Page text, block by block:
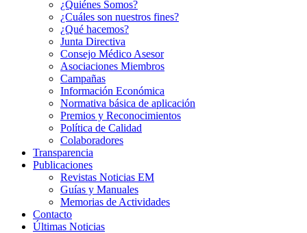
¿Quiénes Somos?
¿Cuáles son nuestros fines?
¿Qué hacemos?
Junta Directiva
Consejo Médico Asesor
Asociaciones Miembros
Campañas
Información Económica
Normativa básica de aplicación
Premios y Reconocimientos
Política de Calidad
Colaboradores
Transparencia
Publicaciones
Revistas Noticias EM
Guías y Manuales
Memorias de Actividades
Contacto
Últimas Noticias